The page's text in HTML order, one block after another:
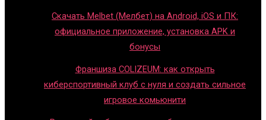
Скачать Melbet (Мелбет) на Android, iOS и ПК:
официальное приложение, установка APK и
бонусы
Франшиза COLIZEUM: как открыть
киберспортивный клуб с нуля и создать сильное
игровое комьюнити